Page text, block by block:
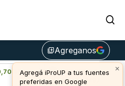
library_addAgreganos
×
Agregá iProUP a tus fuentes
preferidas en Google
Bitcoin (-0,08%)
u$s 64.949,00